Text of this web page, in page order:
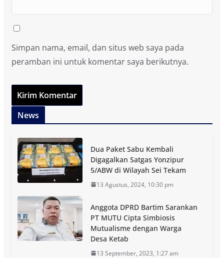
Simpan nama, email, dan situs web saya pada
peramban ini untuk komentar saya berikutnya.
News
Dua Paket Sabu Kembali
Digagalkan Satgas Yonzipur
5/ABW di Wilayah Sei Tekam
13 Agustus, 2024, 10:30 pm
Anggota DPRD Bartim Sarankan
PT MUTU Cipta Simbiosis
Mutualisme dengan Warga
Desa Ketab
13 September, 2023, 1:27 am